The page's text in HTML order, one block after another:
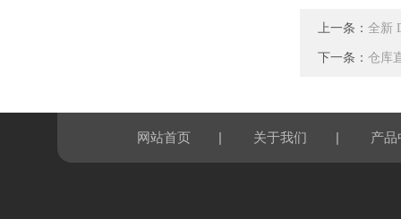
上一条： 全新
下一条： 仓库
网站首页 | 关于我们 | 产品